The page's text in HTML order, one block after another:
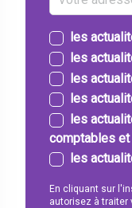
les
les
les
les
les
comptables
les
En cliquant sur
autorisez à traiter